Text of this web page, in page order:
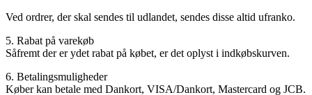
Ved ordrer, der skal sendes til udlandet, sendes disse altid ufranko.
5. Rabat på varekøb
Såfremt der er ydet rabat på købet, er det oplyst i indkøbskurven.
6. Betalingsmuligheder
Køber kan betale med Dankort, VISA/Dankort, Mastercard og JCB.